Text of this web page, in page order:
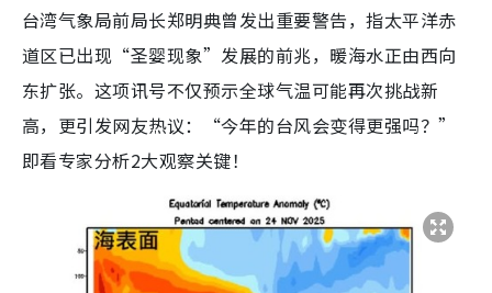
台湾气象局前局长郑明典曾发出重要警告，指太平洋赤
道区已出现“圣婴现象”发展的前兆，暖海水正由西向
东扩张。这项讯号不仅预示全球气温可能再次挑战新
高，更引发网友热议：“今年的台风会变得更强吗？”
即看专家分析2大观察关键！